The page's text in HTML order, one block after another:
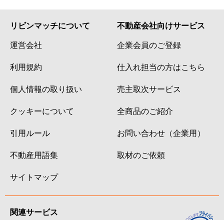
リビンマッチについて
運営会社
利用規約
個人情報の取り扱い
クッキーについて
引用ルール
不動産用語集
サイトマップ
不動産会社向けサービス
企業会員のご登録
仕入れ担当の方はこちら
売主取次サービス
全商品のご紹介
お問い合わせ（企業用）
取材のご依頼
関連サービス